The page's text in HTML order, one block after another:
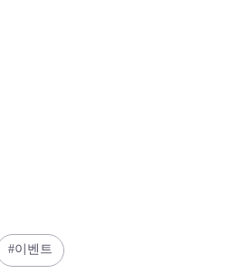
이벤트